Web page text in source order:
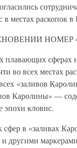
местах раскопок в
плавающих сферах
во всех местах
«заливов
Каролины» —
эпохи кловис.
сфер в «заливах
другими